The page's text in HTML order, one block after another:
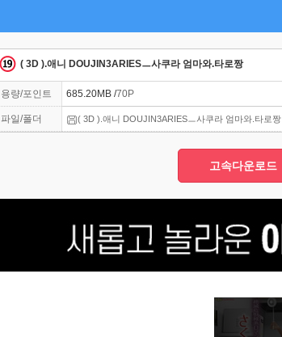
( 3D ).애니 DOUJIN3ARIESㅡ사쿠라 엄마와.타로짱
용량/포인트 685.20MB /70P
파일/폴더 ( 3D ).애니 DOUJIN3ARIESㅡ사쿠라 엄마와.타로짱
고속다운로드